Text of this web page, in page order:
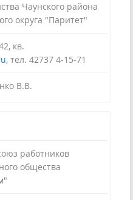
Чаунского района
округа "Паритет"
кв.
, тел. 42737 4-15-71
В.В.
работников
общества